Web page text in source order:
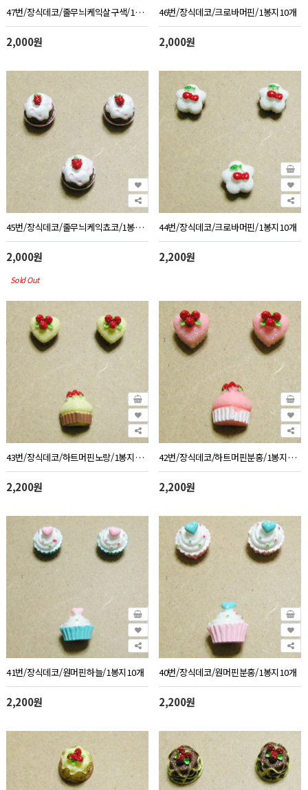
47번/장식데코/줄무늬케익살구색/1봉지10개
2,000원
46번/장식데코/크로바머핀/1봉지10개
2,000원
45번/장식데코/줄무늬케익쵸코/1봉지10개
2,000원
Sold Out
44번/장식데코/크로바머핀/1봉지10개
2,200원
43번/장식데코/하트머핀노랑/1봉지10개
2,200원
42번/장식데코/하트머핀분홍/1봉지10개
2,200원
41번/장식데코/원머핀하늘/1봉지10개
2,200원
40번/장식데코/원머핀분홍/1봉지10개
2,200원